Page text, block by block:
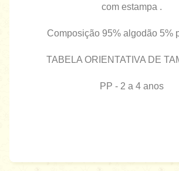
com estampa .
Composição 95% algodão 5%
TABELA ORIENTATIVA DE
PP - 2 a 4 anos